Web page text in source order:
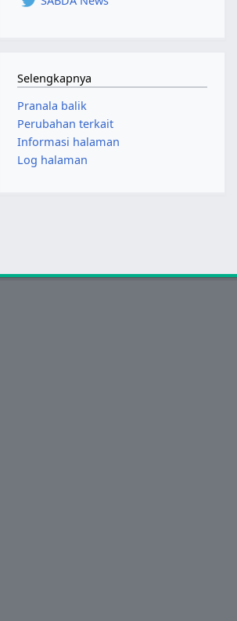
Selengkapnya
Pranala balik
Perubahan terkait
Informasi halaman
Log halaman